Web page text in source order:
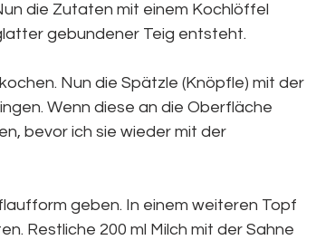
die Zutaten mit einem Kochlöffel
gebundener Teig entsteht.
Nun die Spätzle (Knöpfle) mit der
Wenn diese an die Oberfläche
bevor ich sie wieder mit der
geben. In einem weiteren Topf
Restliche 200 ml Milch mit der Sahne